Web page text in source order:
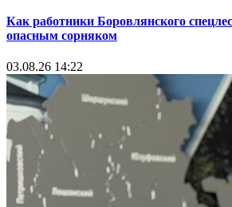
Как работники Боровлянского
опасным сорняком
03.08.26 14:22